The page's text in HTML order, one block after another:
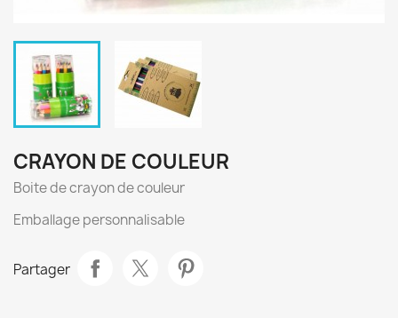
CRAYON DE COULEUR
Boite de crayon de couleur
Emballage personnalisable
Partager